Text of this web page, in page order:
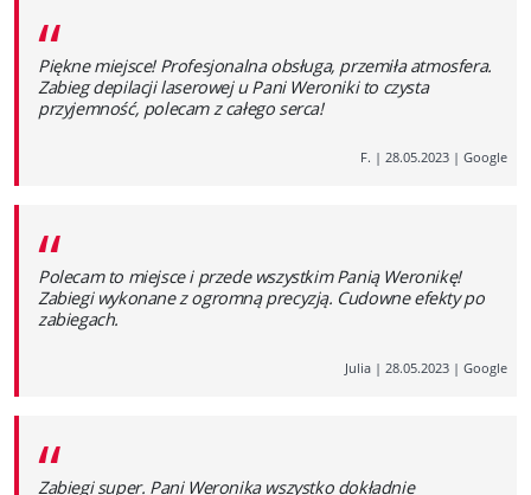
“
Piękne miejsce! Profesjonalna obsługa, przemiła atmosfera.
Zabieg depilacji laserowej u Pani Weroniki to czysta
przyjemność, polecam z całego serca!
F. | 28.05.2023 | Google
“
Polecam to miejsce i przede wszystkim Panią Weronikę!
Zabiegi wykonane z ogromną precyzją. Cudowne efekty po
zabiegach.
Julia | 28.05.2023 | Google
“
Zabiegi super. Pani Weronika wszystko dokładnie